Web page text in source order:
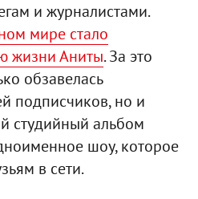
и журналистами.
мире стало
жизни Аниты. За это
обзавелась
подписчиков, но и
студийный альбом
шоу, которое
в сети.